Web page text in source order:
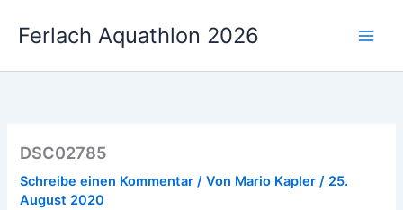
InhaltFerlach Aquathlon 2026
DSC02785
Schreibe einen Kommentar / Von Mario Kapler/ 25.
August 2020